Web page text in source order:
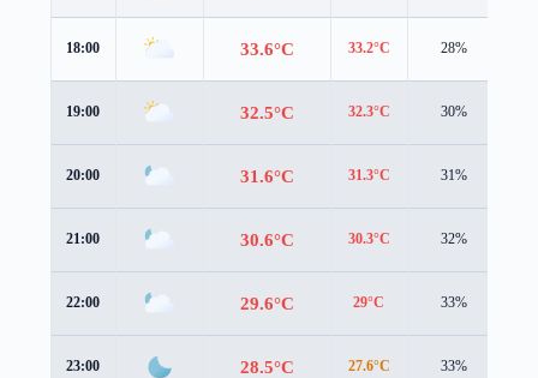
18:00 33.6°C 33.2°C 28%
19:00 32.5°C 32.3°C 30%
20:00 31.6°C 31.3°C 31%
21:00 30.6°C 30.3°C 32%
22:00 29.6°C 29°C 33%
23:00 28.5°C 27.6°C 33%